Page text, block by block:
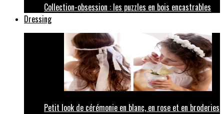
Collection-obsession : les puzzles en bois encastrables
Dressing
Petit look de cérémonie en blanc, en rose et en broderies